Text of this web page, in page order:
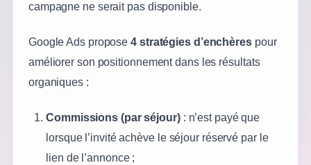
campagne ne serait pas disponible.
Google Ads propose4 stratégies d’enchèrespour
améliorer son positionnement dans les résultats
organiques :
Commissions (par séjour): n’est payé que
lorsque l’invité achève le séjour réservé par le
lien de l’annonce ;